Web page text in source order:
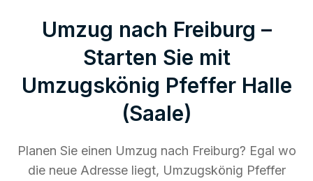
Umzug nach Freiburg –
Starten Sie mit
Umzugskönig Pfeffer Halle
(Saale)
Planen Sie einen Umzug nach Freiburg? Egal wo
die neue Adresse liegt, Umzugskönig Pfeffer